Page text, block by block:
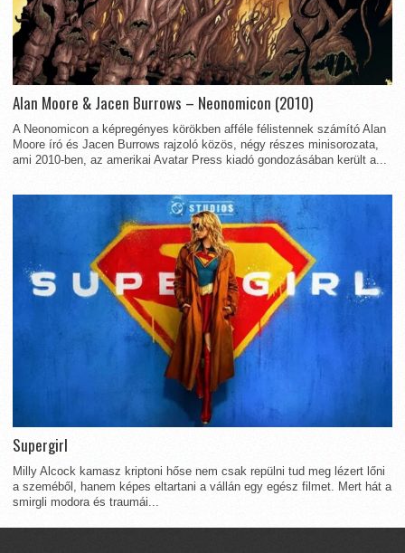
Alan Moore & Jacen Burrows – Neonomicon (2010)
A Neonomicon a képregényes körökben afféle félistennek számító Alan
Moore író és Jacen Burrows rajzoló közös, négy részes minisorozata,
ami 2010-ben, az amerikai Avatar Press kiadó gondozásában került a...
Supergirl
Milly Alcock kamasz kriptoni hőse nem csak repülni tud meg lézert lőni
a szeméből, hanem képes eltartani a vállán egy egész filmet. Mert hát a
smirgli modora és traumái...